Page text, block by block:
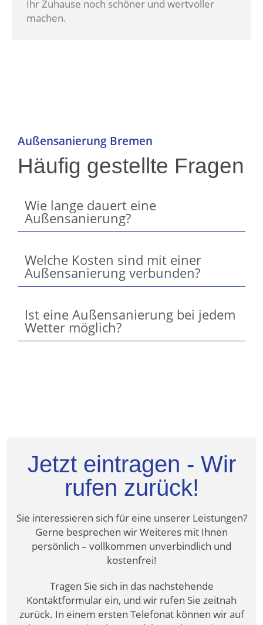
Ihr Zuhause noch schöner und wertvoller
machen.
Außensanierung Bremen
Häufig gestellte Fragen
Wie lange dauert eine
Außensanierung?
Welche Kosten sind mit einer
Außensanierung verbunden?
Ist eine Außensanierung bei jedem
Wetter möglich?
Jetzt eintragen - Wir
rufen zurück!
Sie interessieren sich für eine unserer Leistungen?
Gerne besprechen wir Weiteres mit Ihnen
persönlich – vollkommen unverbindlich und
kostenfrei!
Tragen Sie sich in das nachstehende
Kontaktformular ein, und wir rufen Sie zeitnah
zurück. In einem ersten Telefonat können wir auf